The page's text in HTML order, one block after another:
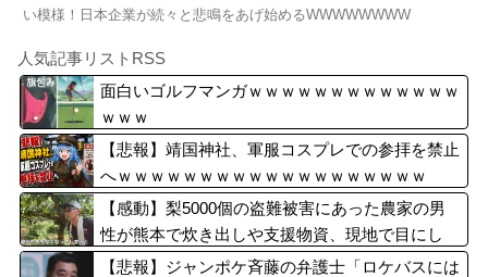
い模様！日本企業が続々と悲鳴をあげ始めるWWWWWWWW
人気記事リストRSS
面白いゴルフマンガｗｗｗｗｗｗｗｗｗｗｗｗｗ
ｗｗｗ
【悲報】靖国神社、軍服コスプレでの参拝を禁止
へｗｗｗｗｗｗｗｗｗｗｗｗｗｗｗｗｗｗｗ
【感動】梨5000個の盗難被害にあった農家の男
性が熊本で炊き出しや支援物資、現地で目にし
た“助け合いの輪”
【悲報】ジャンポケ斉藤の弁護士「ロケバスには